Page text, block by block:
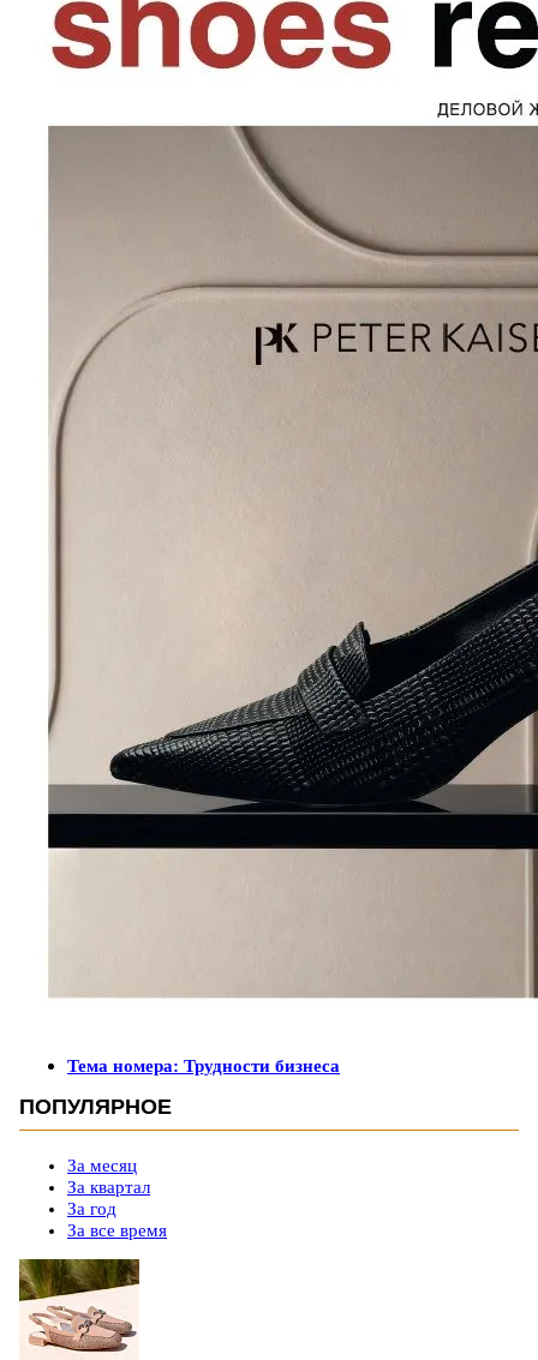
Тема номера: Трудности бизнеса
ПОПУЛЯРНОЕ
За месяц
За квартал
За год
За все время